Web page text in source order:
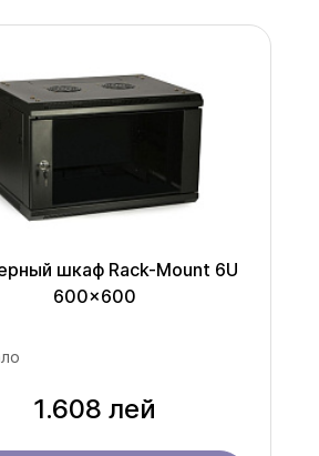
шкаф Rack-Mount 6U
600x600
1.608 лей